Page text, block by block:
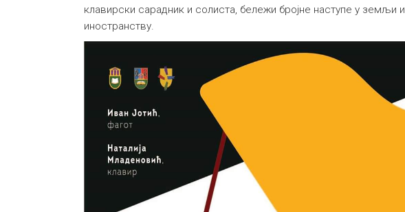
клавирски сарадник и солиста, бележи бројне наступе у земљи и
иностранству.